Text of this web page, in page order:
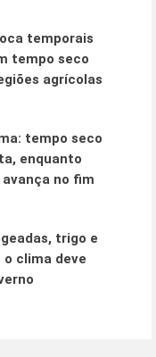
temporais
tempo seco
agrícolas
tempo seco
enquanto
no fim
trigo e
clima deve